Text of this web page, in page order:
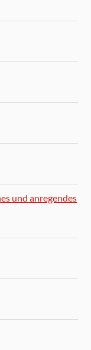
und anregendes